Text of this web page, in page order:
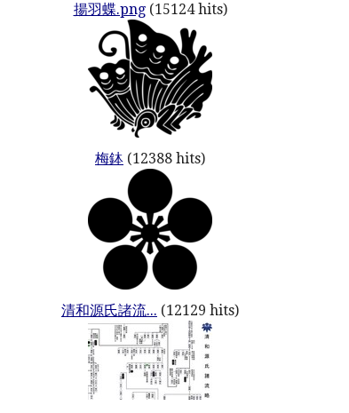
揚羽蝶.png(15124 hits)
梅鉢 (12388 hits)
清和源氏諸流... (12129 hits)